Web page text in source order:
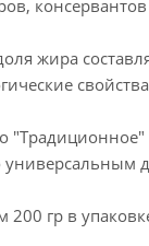
жира
200 гр в